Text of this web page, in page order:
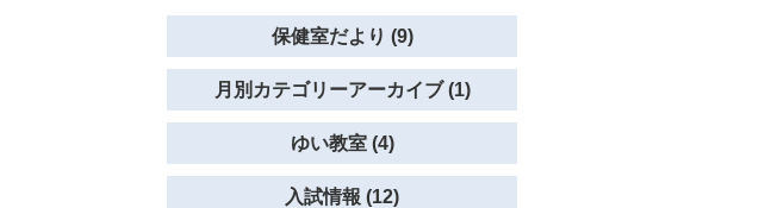
保健室だより (9)
月別カテゴリーアーカイブ (1)
ゆい教室 (4)
入試情報 (12)